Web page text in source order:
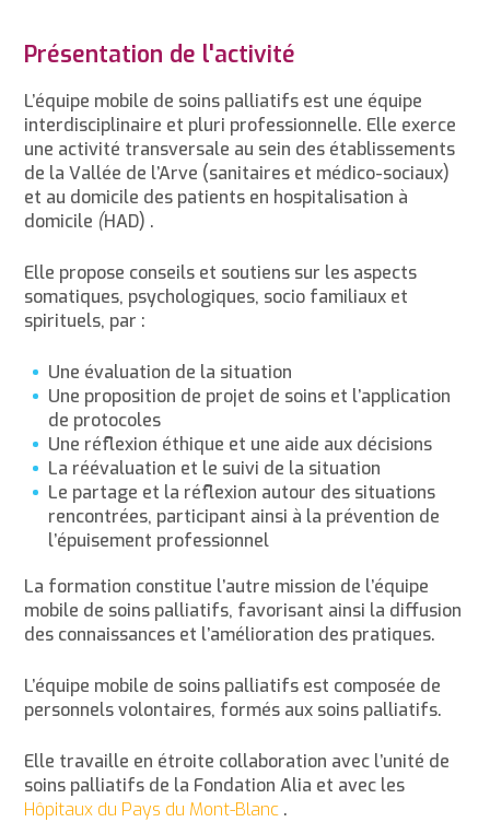
Présentation de l'activité
L’équipe mobile de soins palliatifs est une équipe
interdisciplinaire et pluri professionnelle. Elle exerce
une activité transversale au sein des établissements
de la Vallée de l’Arve (sanitaires et médico-sociaux)
et au domicile des patients en hospitalisation à
domicile (HAD) .
Elle propose conseils et soutiens sur les aspects
somatiques, psychologiques, socio familiaux et
spirituels, par :
Une évaluation de la situation
Une proposition de projet de soins et l’application
de protocoles
Une réflexion éthique et une aide aux décisions
La réévaluation et le suivi de la situation
Le partage et la réflexion autour des situations
rencontrées, participant ainsi à la prévention de
l’épuisement professionnel
La formation constitue l’autre mission de l’équipe
mobile de soins palliatifs, favorisant ainsi la diffusion
des connaissances et l’amélioration des pratiques.
L’équipe mobile de soins palliatifs est composée de
personnels volontaires, formés aux soins palliatifs.
Elle travaille en étroite collaboration avec l’unité de
soins palliatifs de la Fondation Alia et avec les
Hôpitaux du Pays du Mont-Blanc .